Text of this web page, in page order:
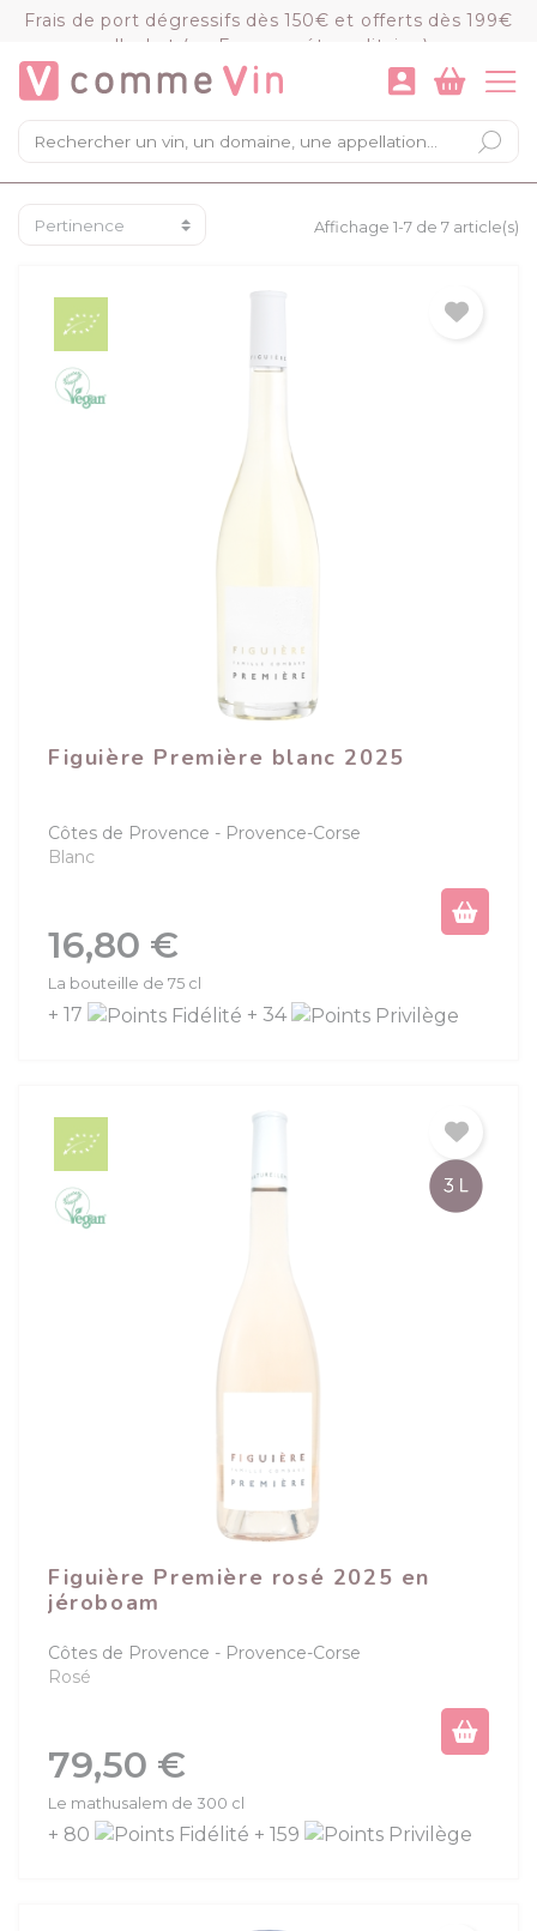
Frais de port dégressifs dès 150€ et offerts dès 199€
d'achat (en France métropolitaine)
×
Mon panier
Chargement du panier...
VOIR LE PANIER COMMANDER
Affichage 1-7 de 7 article(s)
Figuière Première blanc 2025
Côtes de Provence
Provence-Corse
Blanc
Prix
16,80 €
La bouteille de 75 cl
+ 17 + 34
Figuière Première rosé 2025 en
jéroboam
Côtes de Provence
Provence-Corse
Rosé
Prix
79,50 €
Le mathusalem de 300 cl
+ 80 + 159
Panneau de gestion des cookies